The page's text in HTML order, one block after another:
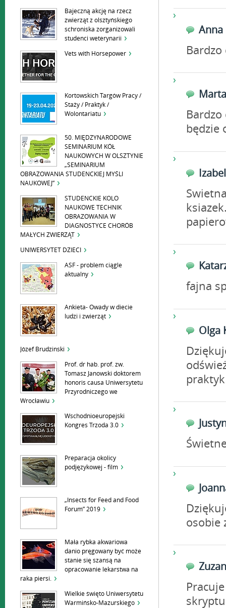
Bajeczną akcję na rzecz
zwierząt z olsztyńskiego
schroniska zorganizowali
studenci weterynarii
Vets with Horsepower
Kortowskich Targów Pracy /
Staży / Praktyk /
Wolontariatu
50. MIĘDZYNARODOWE
SEMINARIUM KÓŁ
NAUKOWYCH W OLSZTYNIE
„SEMINARIUM
OBRAZOWANIA STUDENCKIEJ MYŚLI
NAUKOWEJ”
STUDENCKIE KOLO
NAUKOWE TECHNIK
OBRAZOWANIA W
DIAGNOSTYCE CHORÓB
MAŁYCH ZWIERZĄT
UNIWERSYTET DZIECI
ASF - problem ciągle
aktualny
Ankieta- Owady w diecie
ludzi i zwierząt
Józef Brudzinski
Prof. dr hab. prof. zw.
Tomasz Janowski doktorem
honoris causa Uniwersytetu
Przyrodniczego we
Wrocławiu
Wschodnioeuropejski
Kongres Trzoda 3.0
Preparacja okolicy
podjęzykowej - film
„Insects for Feed and Food
Forum” 2019
Mała rybka akwariowa
danio pręgowany być może
stanie się szansą na
opracowanie lekarstwa na
raka piersi.
Wielkie święto Uniwersytetu
Warmińsko-Mazurskiego
będzie
fajna
osobie